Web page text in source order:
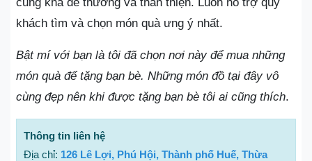
khách tìm và chọn món quà ưng ý nhất.
Bật mí với bạn là tôi đã chọn nơi này để mua những
món quà để tặng bạn bè. Những món đồ tại đây vô
cùng đẹp nên khi được tặng bạn bè tôi ai cũng thích.
Thông tin liên hệ
Địa chỉ: 126 Lê Lợi, Phú Hội, Thành phố Huế, Thừa